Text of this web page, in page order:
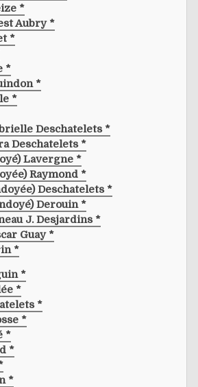
*
Aubry *
*
*
*
*
Deschatelets *
Deschatelets *
Lavergne *
Raymond *
Deschatelets *
Derouin *
J. Desjardins *
Guay *
*
*
*
*
*
*
*
*